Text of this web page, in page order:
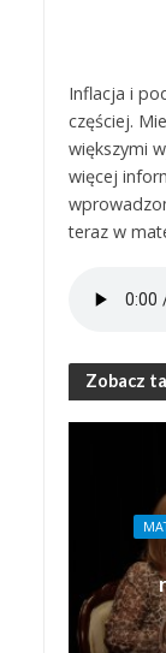
Inflacja i
częściej.
większymi
więcej
teraz w
Zobacz